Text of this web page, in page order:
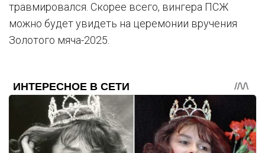
травмировался. Скорее всего, вингера ПСЖ
можно будет увидеть на церемонии вручения
Золотого мяча-2025.